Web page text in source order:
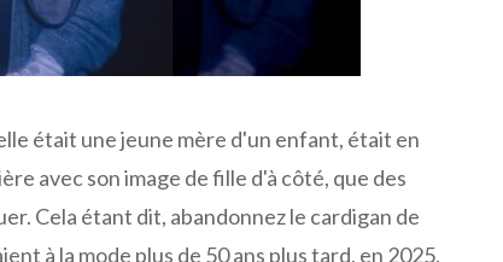
était une jeune mère d'un enfant, était en
avec son image de fille d'à côté, que des
Cela étant dit, abandonnez le cardigan de
à la mode plus de 50 ans plus tard, en 2025,